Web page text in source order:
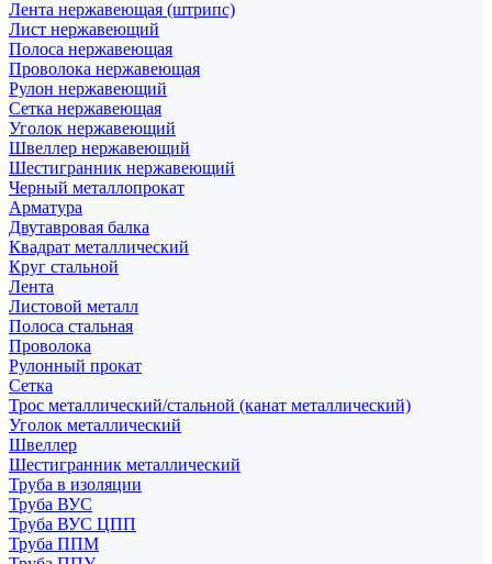
Лента нержавеющая (штрипс)
Лист нержавеющий
Полоса нержавеющая
Проволока нержавеющая
Рулон нержавеющий
Сетка нержавеющая
Уголок нержавеющий
Швеллер нержавеющий
Шестигранник нержавеющий
Черный металлопрокат
Арматура
Двутавровая балка
Квадрат металлический
Круг стальной
Лента
Листовой металл
Полоса стальная
Проволока
Рулонный прокат
Сетка
Трос металлический/стальной (канат металлический)
Уголок металлический
Швеллер
Шестигранник металлический
Труба в изоляции
Труба ВУС
Труба ВУС ЦПП
Труба ППМ